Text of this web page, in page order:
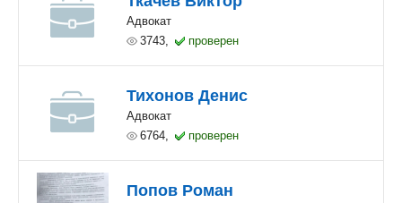
Адвокат
3743,
проверен
Тихонов Денис
Адвокат
6764,
проверен
Попов Роман